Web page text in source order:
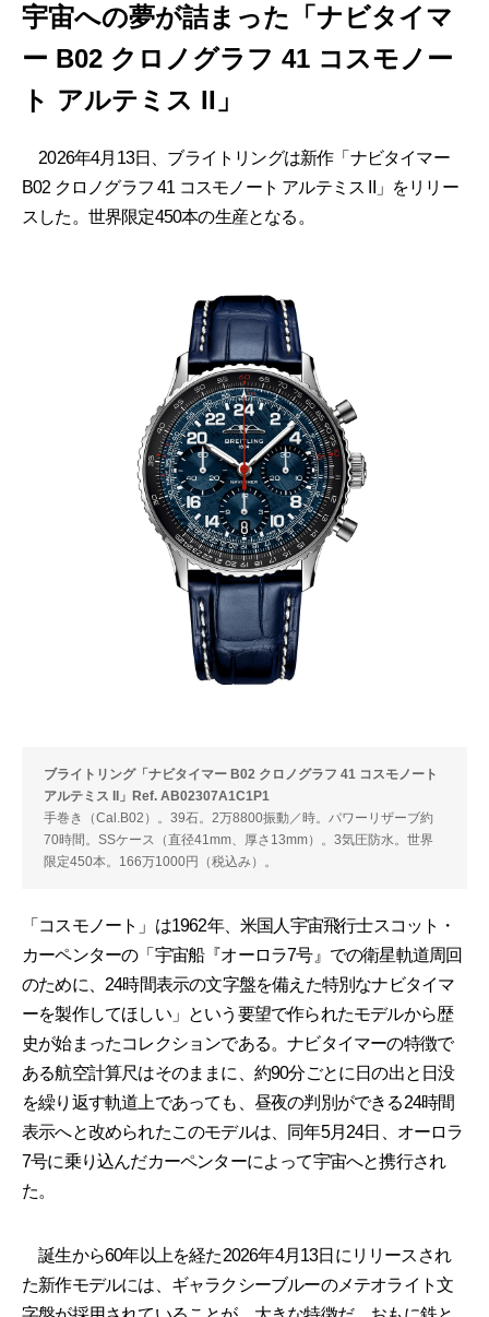
宇宙への夢が詰まった「ナビタイマ
ー B02 クロノグラフ 41 コスモノー
ト アルテミス II」
2026年4月13日、ブライトリングは新作「ナビタイマー
B02 クロノグラフ 41 コスモノート アルテミス II」をリリー
スした。世界限定450本の生産となる。
ブライトリング「ナビタイマー B02 クロノグラフ 41 コスモノート
アルテミス II」Ref. AB02307A1C1P1
手巻き（Cal.B02）。39石。2万8800振動／時。パワーリザーブ約
70時間。SSケース（直径41mm、厚さ13mm）。3気圧防水。世界
限定450本。166万1000円（税込み）。
「コスモノート」は1962年、米国人宇宙飛行士スコット・
カーペンターの「宇宙船『オーロラ7号』での衛星軌道周回
のために、24時間表示の文字盤を備えた特別なナビタイマ
ーを製作してほしい」という要望で作られたモデルから歴
史が始まったコレクションである。ナビタイマーの特徴で
ある航空計算尺はそのままに、約90分ごとに日の出と日没
を繰り返す軌道上であっても、昼夜の判別ができる24時間
表示へと改められたこのモデルは、同年5月24日、オーロラ
7号に乗り込んだカーペンターによって宇宙へと携行され
た。
誕生から60年以上を経た2026年4月13日にリリースされ
た新作モデルには、ギャラクシーブルーのメテオライト文